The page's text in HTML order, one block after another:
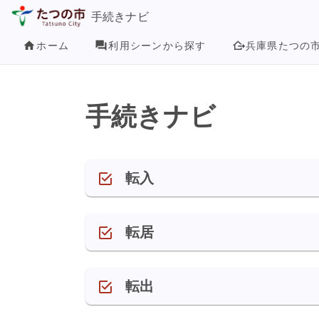
手続きナビ
ホーム 利用シーンから探す 兵庫県たつの
手続きナビ
転入
転居
転出